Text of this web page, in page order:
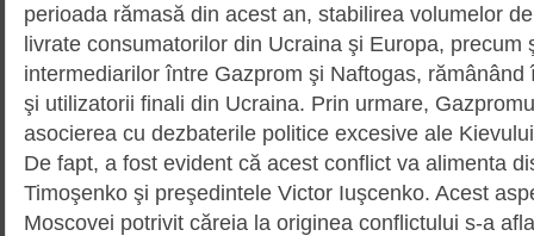
perioada rămasă din acest an, stabilirea volumelor
livrate consumatorilor din Ucraina şi Europa, precum
intermediarilor între Gazprom şi Naftogas,
şi utilizatorii finali din Ucraina. Prin urmare,
asocierea cu dezbaterile politice excesive ale
De fapt, a fost evident că acest conflict va alimenta
Timoşenko şi preşe­dintele Victor Iuşcenko. Acest
Moscovei potrivit căreia la originea conflictului s-a